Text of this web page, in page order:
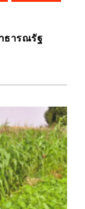
ธารณรัฐ